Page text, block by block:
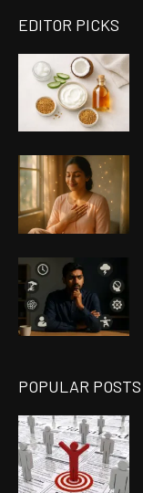
EDITOR PICKS
POPULAR POSTS